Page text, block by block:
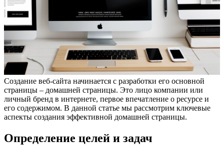
Создание веб-сайта начинается с разработки его основной
страницы – домашней страницы. Это лицо компании или
личный бренд в интернете, первое впечатление о ресурсе и
его содержимом. В данной статье мы рассмотрим ключевые
аспекты создания эффективной домашней страницы.
Определение целей и задач